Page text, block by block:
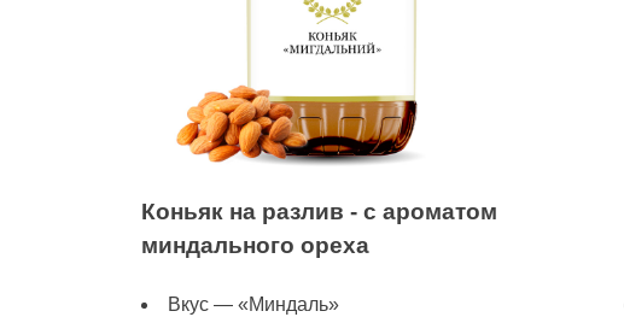
Коньяк на разлив - с ароматом
миндального ореха
Вкус — «Миндаль»